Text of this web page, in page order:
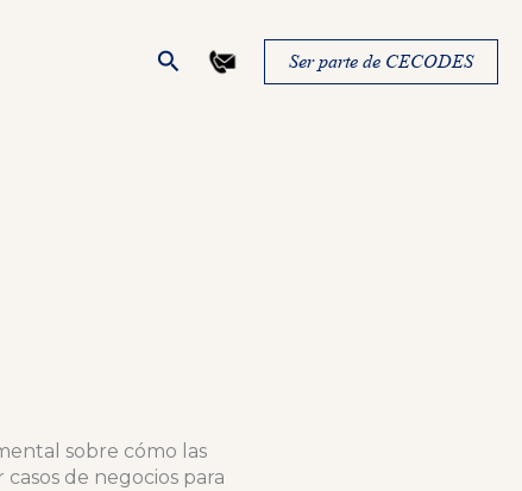
Buscar Ser parte de CECODES
sobre cómo las
de negocios para